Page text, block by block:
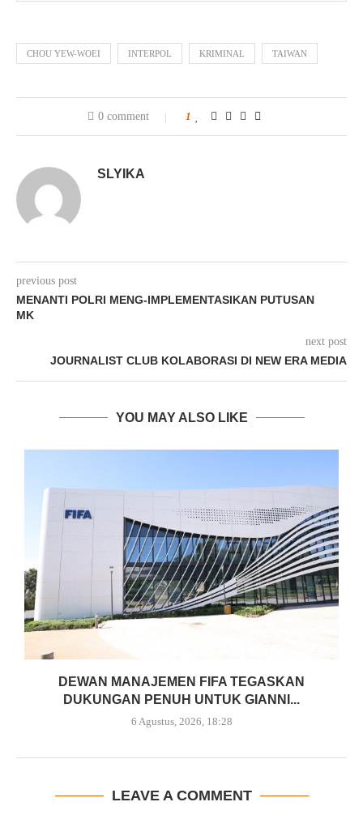
CHOU YEW-WOEI INTERPOL KRIMINAL TAIWAN
0 comment 1
SLYIKA
previous post
MENANTI POLRI MENG-IMPLEMENTASIKAN PUTUSAN
MK
next post
JOURNALIST CLUB KOLABORASI DI NEW ERA MEDIA
YOU MAY ALSO LIKE
DEWAN MANAJEMEN FIFA TEGASKAN
DUKUNGAN PENUH UNTUK GIANNI...
6 Agustus, 2026, 18:28
LEAVE A COMMENT